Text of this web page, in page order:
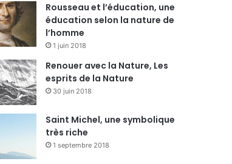
Rousseau et l’éducation, une
éducation selon la nature de
l’homme
1 juin 2018
Renouer avec la Nature, Les
esprits de la Nature
30 juin 2018
Saint Michel, une symbolique
très riche
1 septembre 2018